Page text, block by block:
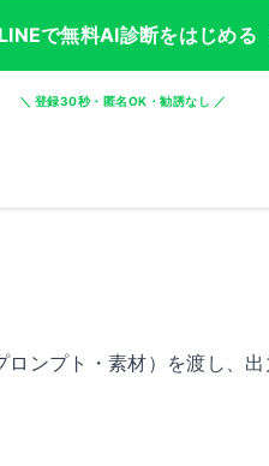
LINEで無料AI診断をはじめる
＼ 登録30秒・匿名OK・勧誘なし ／
ンプト・素材）を渡し、出